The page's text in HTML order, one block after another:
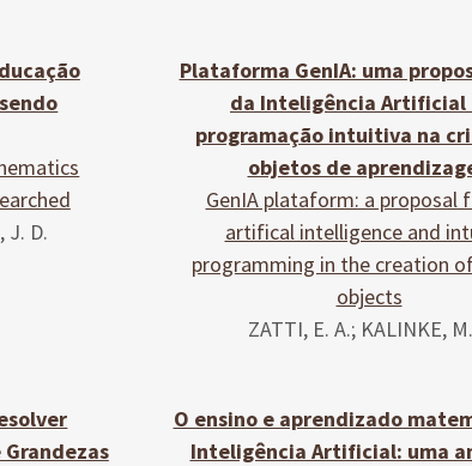
J. D.
Plataforma GenIA: uma
da Inteligência Artificial
programação intuitiva na
objetos de
GenIA plataform: a proposal
artifical intelligence and
programming in the creation
objects
ZATTI, E. A.; KALINKE,
O ensino e aprendizado
Inteligência Artificial: uma